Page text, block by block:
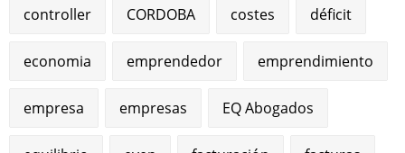
controller CORDOBA costes déficit
economia emprendedor emprendimiento
empresa empresas EQ Abogados